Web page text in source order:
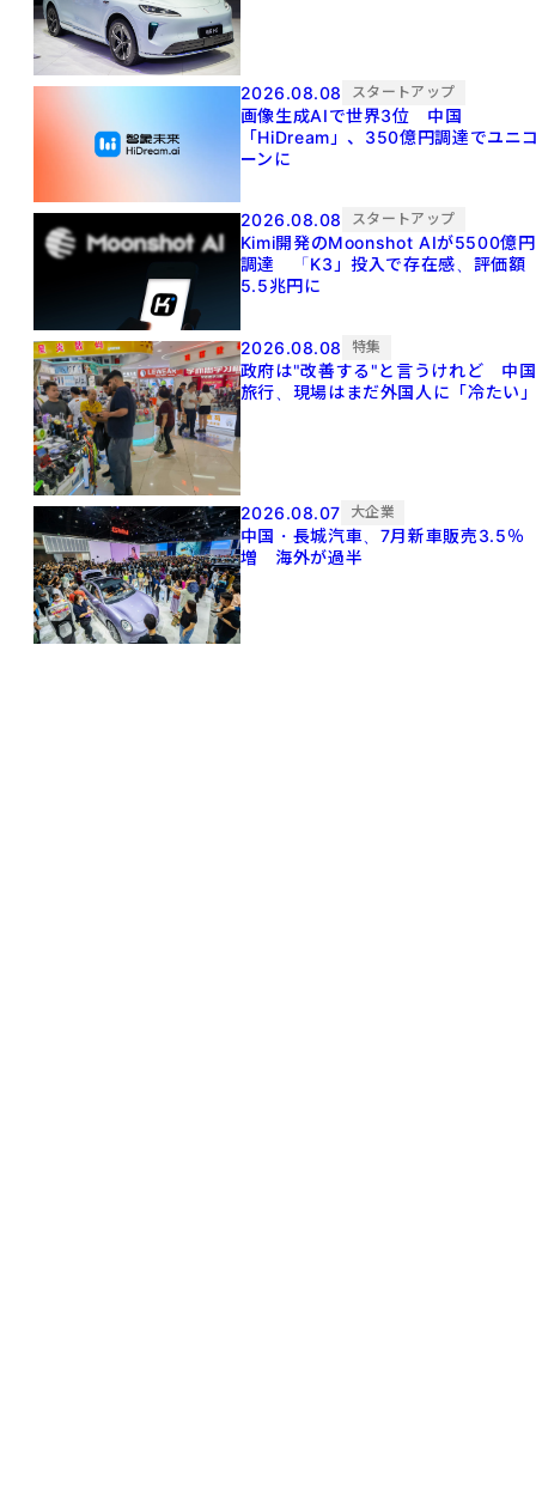
2026.08.08 スタートアップ
画像生成AIで世界3位 中国
「HiDream」、350億円調達でユニ
ーンに
2026.08.08 スタートアップ
Kimi開発のMoonshot AIが5500億円
調達 「K3」投入で存在感、評価額
5.5兆円に
2026.08.08 特集
政府は"改善する"と言うけれど 中国
旅行、現場はまだ外国人に「冷たい
2026.08.07 大企業
中国・長城汽車、7月新車販売3.5％
増 海外が過半